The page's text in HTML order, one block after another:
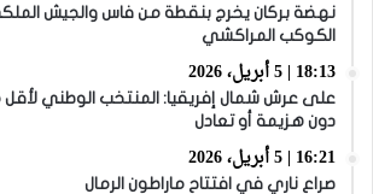
نهضة بركان يخرج بنقطة من فاس والجيش
الكوكب المراكشي
18:13 | 5 أبريل، 2026
دون هزيمة أو تعادل
16:21 | 5 أبريل، 2026
صراع ناري في افتتاح ماراطون الرمال